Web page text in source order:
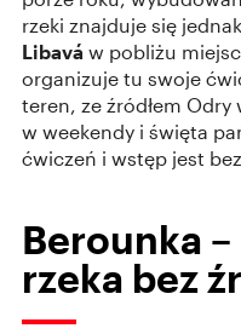
rzeki znajduje się jednak
Libavá w pobliżu
organizuje tu swoje
teren, ze źródłem
w weekendy i święta
ćwiczeń i wstęp jest
Berounka
rzeka bez